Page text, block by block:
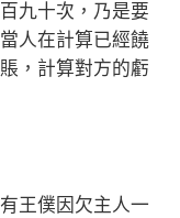
九十次，乃是要
人在計算已經饒
，計算對方的虧
王僕因欠主人一